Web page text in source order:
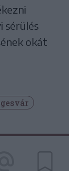
sérülés
okát